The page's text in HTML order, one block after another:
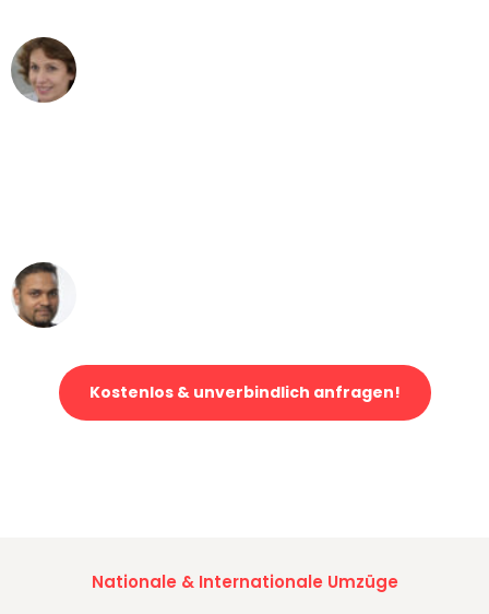
Kostenlos & unverbindlich anfragen!
Nationale & Internationale Umzüge